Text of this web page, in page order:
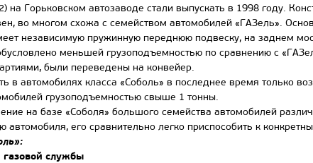
на Горьковском автозаводе стали выпускать в 1998 году.
во многом схожа с семейством автомобилей «ГАЗель».
независимую пружинную переднюю подвеску, на заднем
меньшей грузоподъемностью по сравнению с
были переведены на конвейер.
автомобилях класса «Соболь» в последнее время только
грузоподъемностью свыше 1 тонны.
на базе «Соболя» большого семейства автомобилей
автомобиля, его сравнительно легко приспособить к
службы